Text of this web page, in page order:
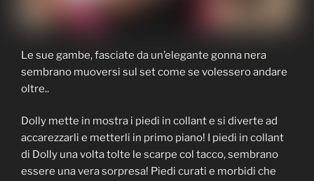
Le sue gambe, fasciate da un’elegante gonna nera
sembrano muoversi sul set come se volessero andare
oltre..
Dolly mette in mostra i piedi in collant e si diverte ad
accarezzarli e metterli in primo piano! I piedi in collant
di Dolly una volta tolte le scarpe col tacco, sembrano
essere una vera sorpresa! Piedi curati e morbidi che